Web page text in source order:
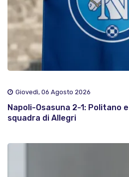
Giovedì, 06 Agosto 2026
Napoli-Osasuna 2-1: Politano
squadra di Allegri